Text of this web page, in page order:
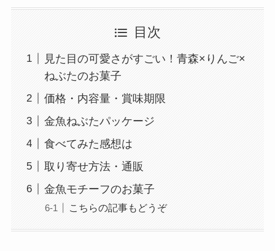
目次
見た目の可愛さがすごい！青森×りんご×
ねぶたのお菓子
価格・内容量・賞味期限
金魚ねぶたパッケージ
食べてみた感想は
取り寄せ方法・通販
金魚モチーフのお菓子
こちらの記事もどうぞ